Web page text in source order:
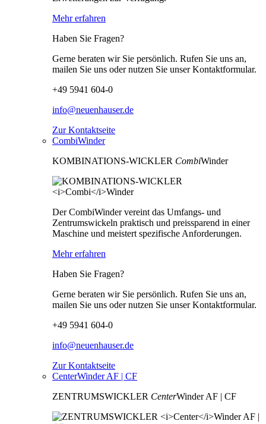
Mehr erfahren
Haben Sie Fragen?
Gerne beraten wir Sie persönlich. Rufen Sie uns an,
mailen Sie uns oder nutzen Sie unser Kontaktformular.
+49 5941 604-0
info@neuenhauser.de
Zur Kontaktseite
CombiWinder
KOMBINATIONS-WICKLER CombiWinder
Der CombiWinder vereint das Umfangs- und
Zentrumswickeln praktisch und preissparend in einer
Maschine und meistert spezifische Anforderungen.
Mehr erfahren
Haben Sie Fragen?
Gerne beraten wir Sie persönlich. Rufen Sie uns an,
mailen Sie uns oder nutzen Sie unser Kontaktformular.
+49 5941 604-0
info@neuenhauser.de
Zur Kontaktseite
CenterWinder AF | CF
ZENTRUMSWICKLER CenterWinder AF | CF